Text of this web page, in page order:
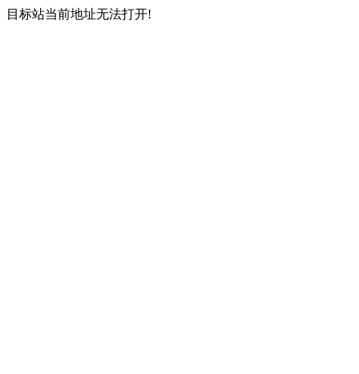
目标站当前地址无法打开!